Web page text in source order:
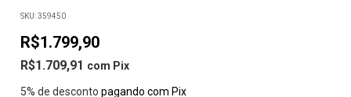
SKU:359450
R$1.799,90
R$1.709,91 com Pix
5% de desconto pagando com Pix